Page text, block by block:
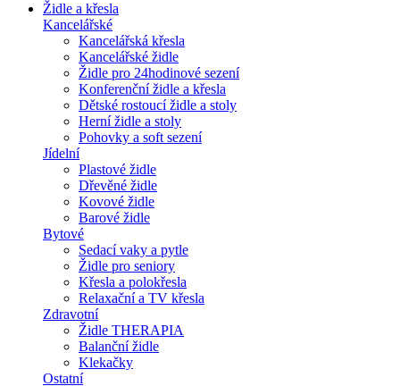
Židle a křesla
Kancelářské
Kancelářská křesla
Kancelářské židle
Židle pro 24hodinové sezení
Konferenční židle a křesla
Dětské rostoucí židle a stoly
Herní židle a stoly
Pohovky a soft sezení
Jídelní
Plastové židle
Dřevěné židle
Kovové židle
Barové židle
Bytové
Sedací vaky a pytle
Židle pro seniory
Křesla a polokřesla
Relaxační a TV křesla
Zdravotní
Židle THERAPIA
Balanční židle
Klekačky
Ostatní